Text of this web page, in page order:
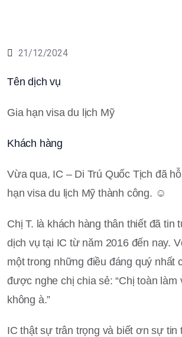
21/12/2024
Tên dịch vụ
Gia hạn visa du lịch Mỹ
Khách hàng
Vừa qua, IC – Di Trú Quốc Tịch đã
hạn visa du lịch Mỹ thành công. ☺️
Chị T. là khách hàng thân thiết đã tin
dịch vụ tại IC từ năm 2016 đến nay.
một trong những điều đáng quý nhất
được nghe chị chia sẻ: “Chị toàn làm
không à.”
IC thật sự trân trọng và biết ơn sự tin